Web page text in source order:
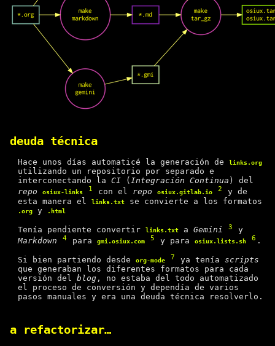
deuda técnica
Hace unos días automaticé la generación de links.org
utilizando un repositorio por separado e
interconectando la CI( Integración Continua ) del
repo
osiux-links 1 con el repo osiux.gitlab.io 2
y de
esta manera el
links.txtse convierte a los formatos
.orgy .html
Tenía pendiente convertir links.txta Gemini 3
y
Markdown
4 para gmi.osiux.com 5 y para osiux.lists.sh 6 .
Si bien partiendo desde org-mode 7 ya tenía scripts
que generaban los diferentes formatos para cada
versión del blog, no estaba del todo automatizado
el proceso de conversión y dependía de varios
pasos manuales y era una deuda técnica resolverlo.
a refactorizar…